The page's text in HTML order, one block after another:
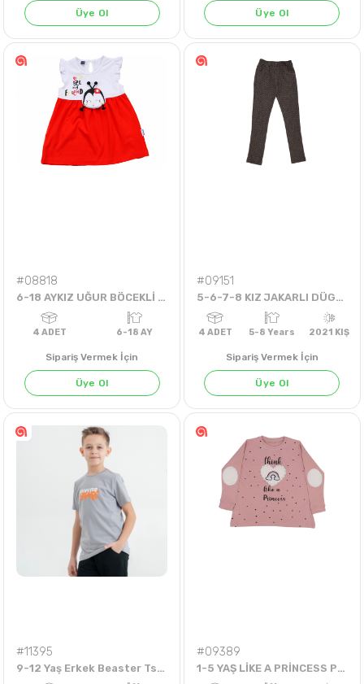
ADET 9-12 YAŞ
Üye Ol
ADET
Üye Ol
#08818
6-18 AYKIZ UĞUR BÖCEKLİ ELBİSE
6-18 AY
Sipariş Vermek İçin
Üye Ol
#09151
5-6-7-8 KIZ JAKARLI DÜGMELİ TEK PANTOLON
Sipariş Vermek İçin
Üye Ol
#11395
9-12 Yaş Erkek Beaster Tshirt
#09389
1-5 YAŞ LİKE A PRİNCESS PELUŞ KALPLİ BADİ (5'LI)